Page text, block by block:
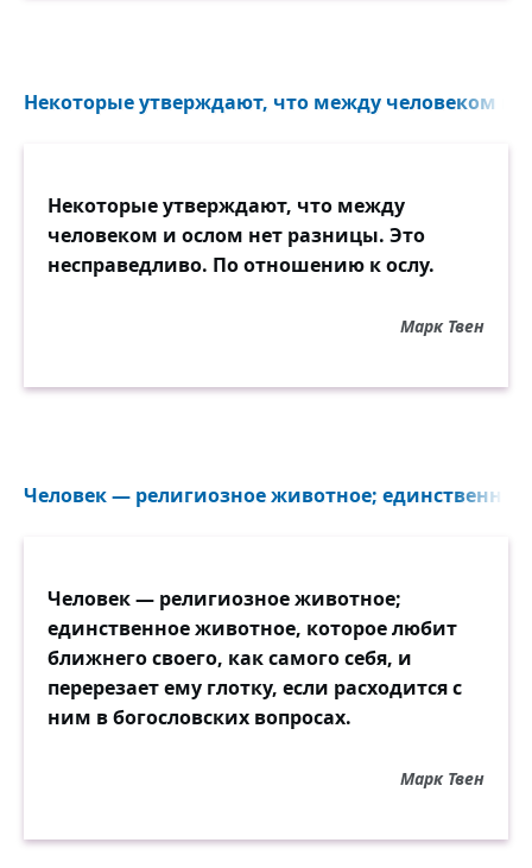
Некоторые утверждают, что между человеком и
Некоторые утверждают, что между
человеком и ослом нет разницы. Это
несправедливо. По отношению к ослу.
Марк Твен
Человек — религиозное животное;
Человек — религиозное животное;
единственное животное, которое любит
ближнего своего, как самого себя, и
перерезает ему глотку, если расходится с
ним в богословских вопросах.
Марк Твен